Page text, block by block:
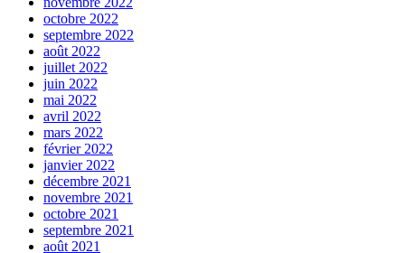
octobre 2022
septembre 2022
août 2022
juillet 2022
juin 2022
mai 2022
avril 2022
mars 2022
février 2022
janvier 2022
décembre 2021
novembre 2021
octobre 2021
septembre 2021
août 2021